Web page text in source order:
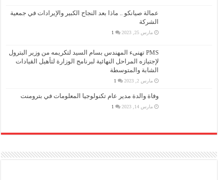
عمالة صيانكو .. ماذا بعد النجاح الكبير والإيرادات في جمعية
الشركة
مارس 25, 2023 1
PMS تهنىء المهندس بسام السيد لتكريمه من وزير البترول
لإجتيازه المراحل النهائية لبرنامج الوزارة لتأهيل القيادات
الشابة والمتوسطة
مارس 2, 2023 1
وفاة والدة مدير عام تكنولوجيا المعلومات في بترومنت
مارس 14, 2023 1